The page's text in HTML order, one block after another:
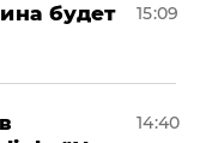
будет
15:09
14:40